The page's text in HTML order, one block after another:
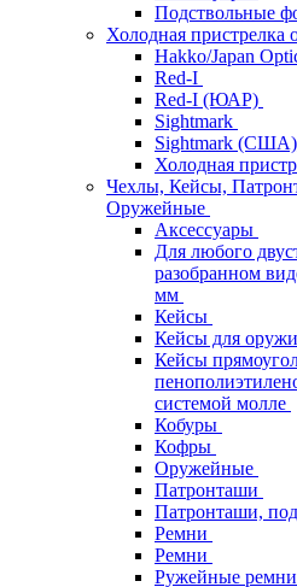
Подствольные
Холодная пристрелка
Hakko/Japan
Red-I
Red-I (ЮАР)
Sightmark
Sightmark (США)
Холодная
Чехлы, Кейсы,
Оружейные
Аксессуары
Для любого
разобранном
мм
Кейсы
Кейсы для
Кейсы
системой молле
Кобуры
Кофры
Оружейные
Патронташи
Патронташи,
Ремни
Ремни
Ружейные ремни